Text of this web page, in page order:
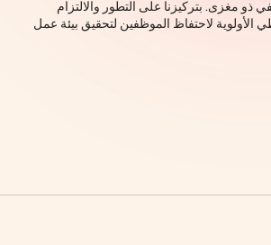
مغزى. بتركيزنا على التطور والالتزام
الأولوية لاحتفاظ الموظفين لتحقيق بيئة عمل